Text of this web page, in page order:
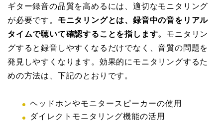
ギター録音の品質を高めるには、適切なモニタリング
が必要です。 モニタリングとは、録音中の音をリアル
タイムで聴いて確認することを指します。 モニタリン
グすると録音しやすくなるだけでなく、音質の問題を
発見しやすくなります。効果的にモニタリングするた
めの方法は、下記のとおりです。
ヘッドホンやモニタースピーカーの使用
ダイレクトモニタリング機能の活用